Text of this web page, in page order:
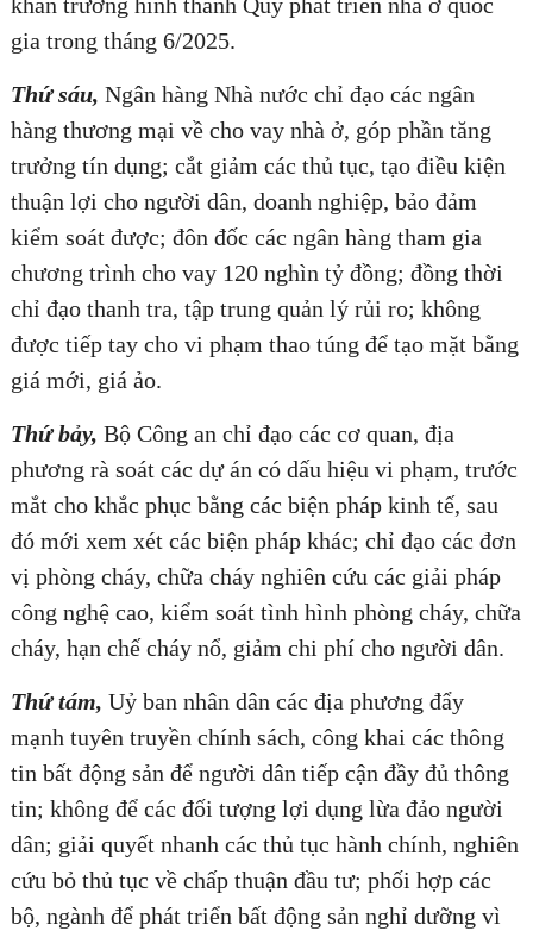
gia trong tháng 6/2025.
Thứ sáu, Ngân hàng Nhà nước chỉ đạo các ngân
hàng thương mại về cho vay nhà ở, góp phần tăng
trưởng tín dụng; cắt giảm các thủ tục, tạo điều kiện
thuận lợi cho người dân, doanh nghiệp, bảo đảm
kiểm soát được; đôn đốc các ngân hàng tham gia
chương trình cho vay 120 nghìn tỷ đồng; đồng thời
chỉ đạo thanh tra, tập trung quản lý rủi ro; không
được tiếp tay cho vi phạm thao túng để tạo mặt bằng
giá mới, giá ảo.
Thứ bảy, Bộ Công an chỉ đạo các cơ quan, địa
phương rà soát các dự án có dấu hiệu vi phạm, trước
mắt cho khắc phục bằng các biện pháp kinh tế, sau
đó mới xem xét các biện pháp khác; chỉ đạo các đơn
vị phòng cháy, chữa cháy nghiên cứu các giải pháp
công nghệ cao, kiểm soát tình hình phòng cháy, chữa
cháy, hạn chế cháy nổ, giảm chi phí cho người dân.
Thứ tám, Uỷ ban nhân dân các địa phương đẩy
mạnh tuyên truyền chính sách, công khai các thông
tin bất động sản để người dân tiếp cận đầy đủ thông
tin; không để các đối tượng lợi dụng lừa đảo người
dân; giải quyết nhanh các thủ tục hành chính, nghiên
cứu bỏ thủ tục về chấp thuận đầu tư; phối hợp các
bộ, ngành để phát triển bất động sản nghỉ dưỡng vì